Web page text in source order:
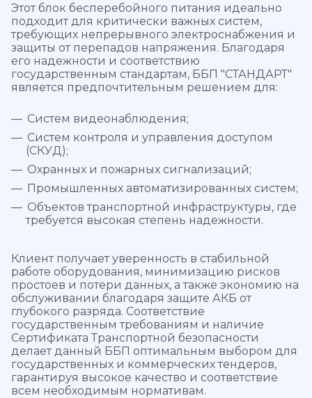
Этот блок бесперебойного питания идеально
подходит для критически важных систем,
требующих непрерывного электроснабжения и
защиты от перепадов напряжения. Благодаря
его надежности и соответствию
государственным стандартам, ББП "СТАНДАРТ"
является предпочтительным решением для:
Систем видеонаблюдения;
Систем контроля и управления доступом
(СКУД);
Охранных и пожарных сигнализаций;
Промышленных автоматизированных систем;
Объектов транспортной инфраструктуры, где
требуется высокая степень надежности.
Клиент получает уверенность в стабильной
работе оборудования, минимизацию рисков
простоев и потери данных, а также экономию на
обслуживании благодаря защите АКБ от
глубокого разряда. Соответствие
государственным требованиям и наличие
Сертификата Транспортной безопасности
делает данный ББП оптимальным выбором для
государственных и коммерческих тендеров,
гарантируя высокое качество и соответствие
всем необходимым нормативам.